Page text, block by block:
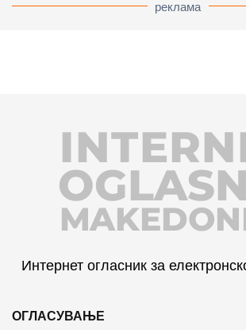
реклама
Интернет огласник за
ОГЛАСУВАЊЕ